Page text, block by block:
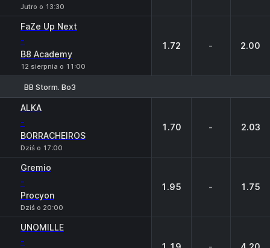
Jutro o 13:30
FaZe Up Next
-
B8 Academy
12 sierpnia o 11:00
1.72 - 2.00
BB Storm. Bo3
ALKA
-
BORRACHEIROS
Dziś o 17:00
1.70 - 2.03
Gremio
-
Procyon
Dziś o 20:00
1.95 - 1.75
UNOMILLE
-